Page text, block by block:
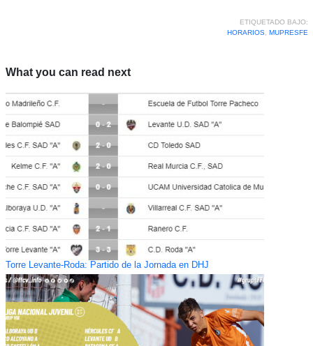
ETIQUETADO BAJO:
HORARIOS, MUPRESFE
What you can read next
Torre Levante-Roda: Partido de la Jornada en DHJ